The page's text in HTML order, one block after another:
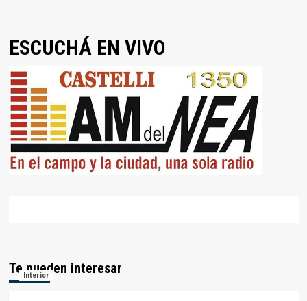
ESCUCHÁ EN VIVO
Te pueden interesar
Interior